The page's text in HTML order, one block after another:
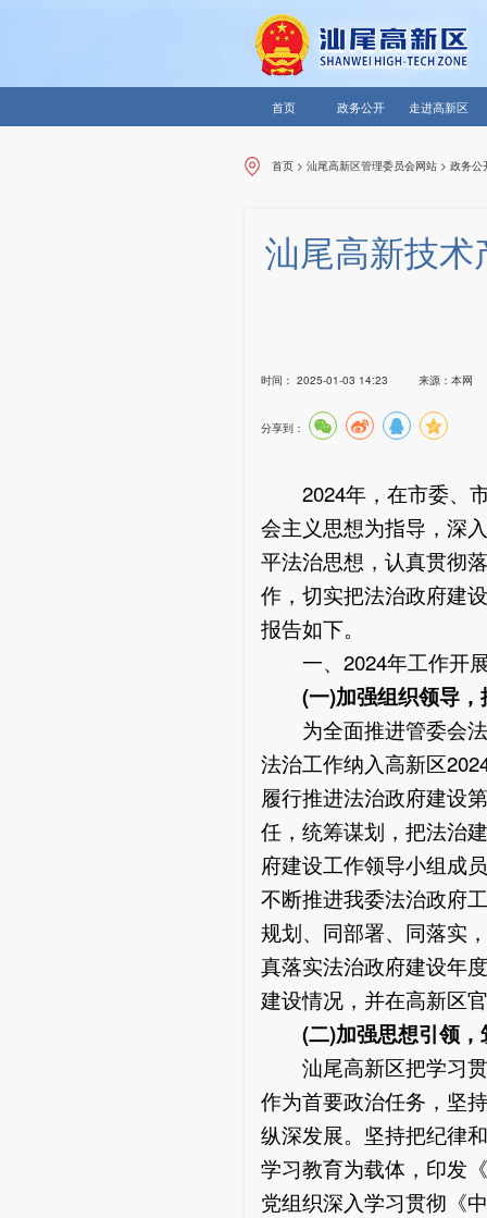
首页 政务公开 走进高新区
首页 >汕尾高新区管理委员会网站 >政务公
汕尾高新技
时间： 2025-01-03 14:23 来源： 本网
分享到：
2024年，在市委、市
会主义思想为指导，深
平法治思想，认真贯彻
作，切实把法治政府建
报告如下。
一、2024年工作开
(一)加强组织领导
为全面推进管委会法
法治工作纳入高新区
履行推进法治政府建设
任，统筹谋划，把法治
府建设工作领导小组成
不断推进我委法治政府
规划、同部署、同落实
真落实法治政府建设年
建设情况，并在高新区
(二)加强思想引领
汕尾高新区把学习贯
作为首要政治任务，坚
纵深发展。坚持把纪律
学习教育为载体，印发
党组织深入学习贯彻《